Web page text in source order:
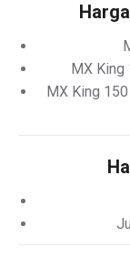
MX King
MX King 150